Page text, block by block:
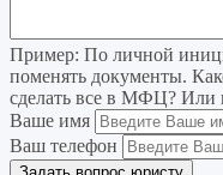
Пример: По личной
поменять документы.
сделать все в МФЦ? Или
Ваше имя
Ваш телефон